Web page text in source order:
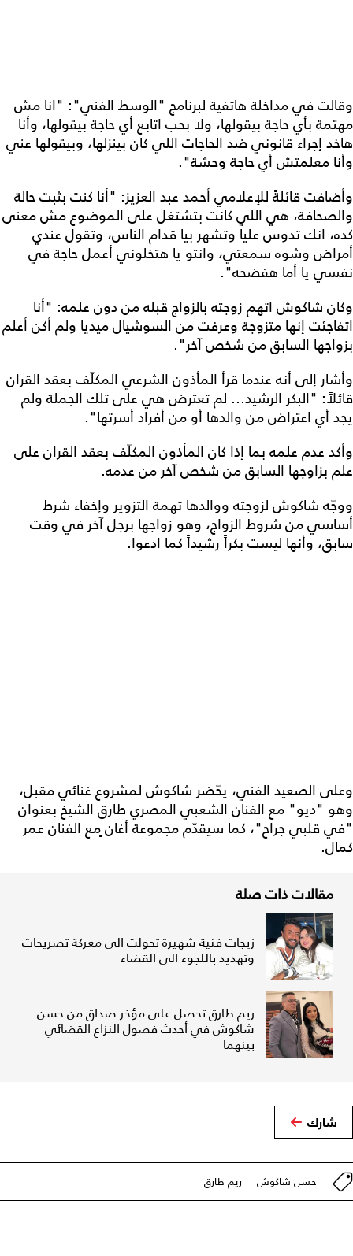
وقالت في مداخلة هاتفية لبرنامج "الوسط الفني": "انا مش
مهتمة بأي حاجة بيقولها، ولا بحب اتابع أي حاجة بيقولها، وأنا
هاخد إجراء قانوني ضد الحاجات اللي كان بينزلها، وبيقولها عني
وأنا معلمتش أي حاجة وحشة".
وأضافت قائلةً للإعلامي أحمد عبد العزيز: "أنا كنت بثبت حالة
والصحافة، هي اللي كانت بتشتغل على الموضوع مش معنى
كده، انك تدوس عليا وتشهر بيا قدام الناس، وتقول عندي
أمراض وشوه سمعتي، وانتو يا هتخلوني أعمل حاجة في
نفسي يا أما هفضحه".
وكان شاكوش اتهم زوجته بالزواج قبله من دون علمه: "أنا
اتفاجئت إنها متزوجة وعرفت من السوشيال ميديا ولم أكن أعلم
بزواجها السابق من شخص آخر".
وأشار إلى أنه عندما قرأ المأذون الشرعي المكلّف بعقد القران
قائلاً: "البكر الرشيد... لم تعترض هي على تلك الجملة ولم
يجد أي اعتراض من والدها أو من أفراد أسرتها".
وأكد عدم علمه بما إذا كان المأذون المكلّف بعقد القران على
علم بزاوجها السابق من شخص آخر من عدمه.
ووجّه شاكوش لزوجته ووالدها تهمة التزوير وإخفاء شرط
أساسي من شروط الزواج، وهو زواجها برجل آخر في وقت
سابق، وأنها ليست بكراً رشيداً كما ادعوا.
وعلى الصعيد الفني، يحّضر شاكوش لمشروع غنائي مقبل،
وهو "ديو" مع الفنان الشعبي المصري طارق الشيخ بعنوان
"في قلبي جراح"، كما سيقدّم مجموعة أغان ٍمع الفنان عمر
كمال.
مقالات ذات صلة
زيجات فنية شهيرة تحولت الى معركة تصريحات
وتهديد باللجوء الى القضاء
ريم طارق تحصل على مؤخر صداق من حسن
شاكوش في أحدث فصول النزاع القضائي
بينهما
شارك
حسن شاكوش ريم طارق